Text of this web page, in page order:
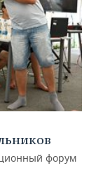
форум